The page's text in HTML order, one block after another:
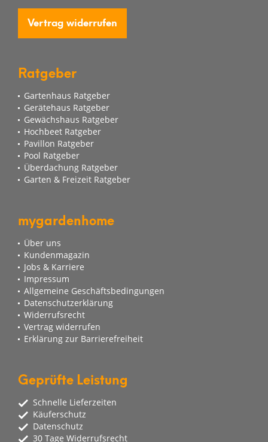
Vertrag widerrufen
Ratgeber
Gartenhaus Ratgeber
Gerätehaus Ratgeber
Gewächshaus Ratgeber
Hochbeet Ratgeber
Pavillon Ratgeber
Pool Ratgeber
Überdachung Ratgeber
Garten & Freizeit Ratgeber
mygardenhome
Über uns
Kundenmagazin
Jobs & Karriere
Impressum
Allgemeine Geschäftsbedingungen
Datenschutzerklärung
Widerrufsrecht
Vertrag widerrufen
Erklärung zur Barrierefreiheit
Geprüfte Leistung
Schnelle Lieferzeiten
Käuferschutz
Datenschutz
30 Tage Widerrufsrecht